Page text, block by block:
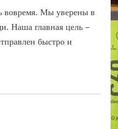
вовремя. Мы уверены в
Наша главная цель –
быстро и